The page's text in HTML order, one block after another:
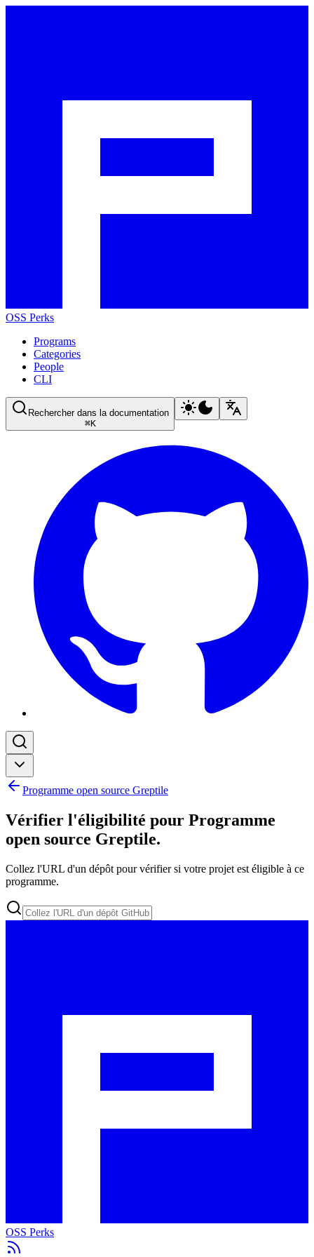
OSS Perks
Programs
Categories
People
CLI
Rechercher dans la documentation
⌘K
Programme open source Greptile
Vérifier l'éligibilité pour Programme
open source Greptile.
Collez l'URL d'un dépôt pour vérifier si votre projet est éligible à ce
programme.
OSS Perks